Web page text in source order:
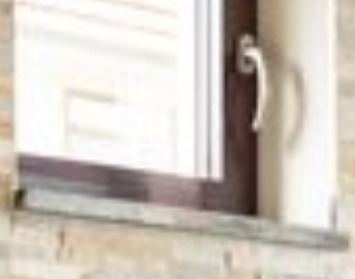
RESTAURANT
CATERING
Wohnen auf Zeit in
Erbach
bis 5 Nächte
ab 105,00 €
ab 6 Nächte
ab 31 Nächte